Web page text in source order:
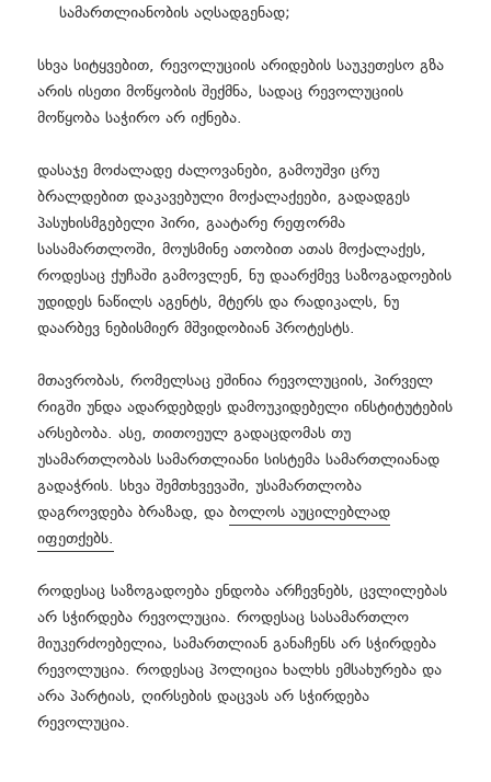
სამართლიანობის აღსადგენად;
სხვა სიტყვებით, რევოლუციის არიდების საუკეთესო გზა
არის ისეთი მოწყობის შექმნა, სადაც რევოლუციის
მოწყობა საჭირო არ იქნება.
დასაჯე მოძალადე ძალოვანები, გამოუშვი ცრუ
ბრალდებით დაკავებული მოქალაქეები, გადადგეს
პასუხისმგებელი პირი, გაატარე რეფორმა
სასამართლოში, მოუსმინე ათობით ათას მოქალაქეს,
როდესაც ქუჩაში გამოვლენ, ნუ დაარქმევ საზოგადოების
უდიდეს ნაწილს აგენტს, მტერს და რადიკალს, ნუ
დაარბევ ნებისმიერ მშვიდობიან პროტესტს.
მთავრობას, რომელსაც ეშინია რევოლუციის, პირველ
რიგში უნდა ადარდებდეს დამოუკიდებელი ინსტიტუტების
არსებობა. ასე, თითოეულ გადაცდომას თუ
უსამართლობას სამართლიანი სისტემა სამართლიანად
გადაჭრის. სხვა შემთხვევაში, უსამართლობა
დაგროვდება ბრაზად, დაბოლოს აუცილებლად
იფეთქებს.
როდესაც საზოგადოება ენდობა არჩევნებს, ცვლილებას
არ სჭირდება რევოლუცია. როდესაც სასამართლო
მიუკერძოებელია, სამართლიან განაჩენს არ სჭირდება
რევოლუცია. როდესაც პოლიცია ხალხს ემსახურება და
არა პარტიას, ღირსების დაცვას არ სჭირდება
რევოლუცია.